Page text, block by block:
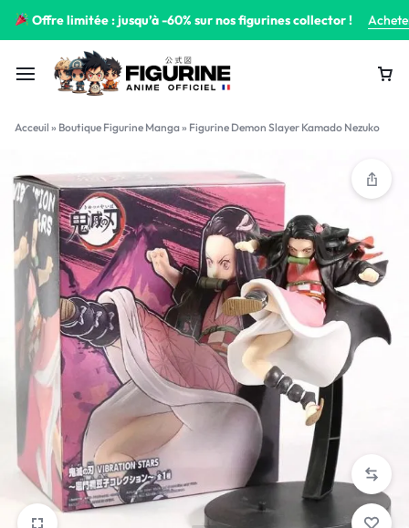
Offre limitée : jusqu’à -60% sur nos figurines collector !
Acceuil » Boutique Figurine Manga» Figurine Demon Slayer Kamado Nezuko